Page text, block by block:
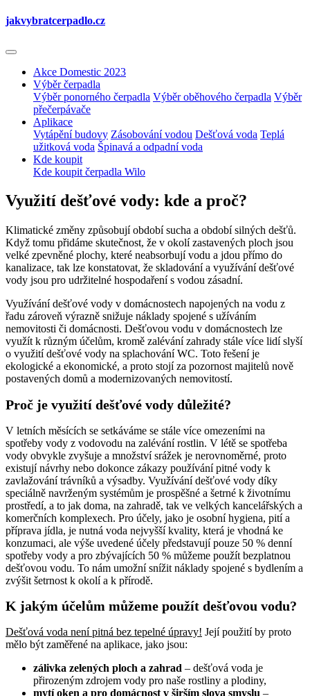
jakvybratcerpadlo.cz
Akce Domestic 2023
Výběr čerpadla
Výběr ponorného čerpadla Výběr oběhového čerpadla Výběr
přečerpávače
Aplikace
Vytápění budovy Zásobování vodou Dešťová voda Teplá
užitková voda Špinavá a odpadní voda
Kde koupit
Kde koupit čerpadla Wilo
Využití dešťové vody: kde a proč?
Klimatické změny způsobují období sucha a období silných dešťů.
Když tomu přidáme skutečnost, že v okolí zastavených ploch jsou
velké zpevněné plochy, které neabsorbují vodu a jdou přímo do
kanalizace, tak lze konstatovat, že skladování a využívání dešťové
vody jsou pro udržitelné hospodaření s vodou zásadní.
Využívání dešťové vody v domácnostech napojených na vodu z
řadu zároveň výrazně snižuje náklady spojené s užíváním
nemovitosti či domácnosti. Dešťovou vodu v domácnostech lze
využít k různým účelům, kromě zalévání zahrady stále více lidí slyší
o využití dešťové vody na splachování WC. Toto řešení je
ekologické a ekonomické, a proto stojí za pozornost majitelů nově
postavených domů a modernizovaných nemovitostí.
Proč je využití dešťové vody důležité?
V letních měsících se setkáváme se stále více omezeními na
spotřeby vody z vodovodu na zalévání rostlin. V létě se spotřeba
vody obvykle zvyšuje a množství srážek je nerovnoměrné, proto
existují návrhy nebo dokonce zákazy používání pitné vody k
zavlažování trávníků a výsadby. Využívání dešťové vody díky
speciálně navrženým systémům je prospěšné a šetrné k životnímu
prostředí, a to jak doma, na zahradě, tak ve velkých kancelářských a
komerčních komplexech. Pro účely, jako je osobní hygiena, pití a
příprava jídla, je nutná voda nejvyšší kvality, která je vhodná ke
konzumaci, ale výše uvedené účely představují pouze 50 % denní
spotřeby vody a pro zbývajících 50 % můžeme použít bezplatnou
dešťovou vodu. To nám umožní snížit náklady spojené s bydlením a
zvýšit šetrnost k okolí a k přírodě.
K jakým účelům můžeme použít dešťovou vodu?
Dešťová voda není pitná bez tepelné úpravy! Její použití by proto
mělo být zaměřené na aplikace, jako jsou:
zálivka zelených ploch a zahrad – dešťová voda je
přirozeným zdrojem vody pro naše rostliny a plodiny,
mytí oken a pro domácnost v širším slova smyslu –